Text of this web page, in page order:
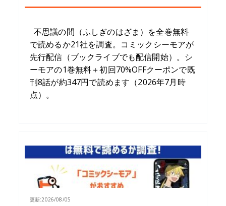
不思議の間（ふしぎのはざま）を全巻無料
で読めるか21社を調査。コミックシーモアが
先行配信（ブックライブでも配信開始）。シ
ーモアの1巻無料＋初回70%OFFクーポンで既
刊8話が約347円で読めます（2026年7月時
点）。
更新:2026/08/05